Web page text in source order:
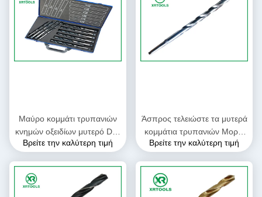
Μαύρο κομμάτι τρυπανιών
κνημών οξειδίων μυτερό DIN
345 για το φλάουτο
100MM
Βρείτε την καλύτερη τιμή
Άσπρος τελειώστε τα μυτερά
κομμάτια τρυπανιών Μορς,
επιπλέον μακριά
τρυπανιών για το μέταλλο
Βρείτε την καλύτερη τιμή